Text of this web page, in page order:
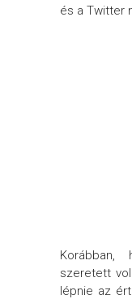
és a Twitter
Korábban,
szeretett
lépnie az